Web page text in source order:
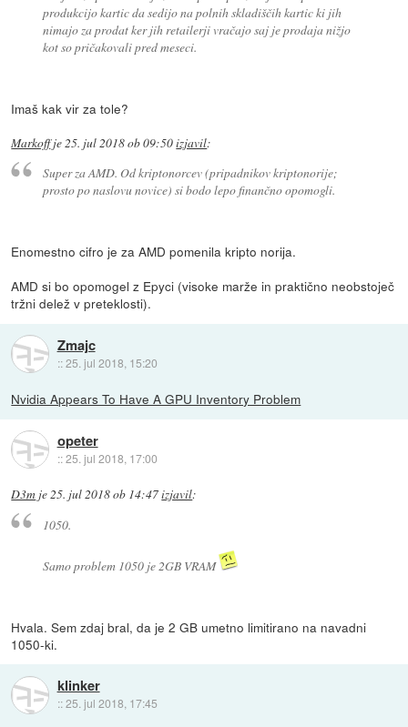
produkcijo kartic da sedijo na polnih skladiščih kartic ki jih
nimajo za prodat ker jih retailerji vračajo saj je prodaja nižjo
kot so pričakovali pred meseci.
Imaš kak vir za tole?
Markoffje25. jul 2018 ob 09:50izjavil:
Super za AMD. Od kriptonorcev (pripadnikov kriptonorije;
prosto po naslovu novice) si bodo lepo finančno opomogli.
Enomestno cifro je za AMD pomenila kripto norija.
AMD si bo opomogel z Epyci (visoke marže in praktično neobstoječ
tržni delež v preteklosti).
Zmajc
::25. jul 2018, 15:20
Nvidia Appears To Have A GPU Inventory Problem
opeter
::25. jul 2018, 17:00
D3m je25. jul 2018 ob 14:47izjavil:
1050.
Samo problem 1050 je 2GB VRAM
Hvala. Sem zdaj bral, da je 2 GB umetno limitirano na navadni
1050-ki.
klinker
::25. jul 2018, 17:45